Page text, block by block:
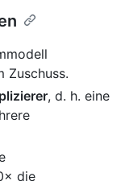
Zuschuss.
, d. h. eine
die